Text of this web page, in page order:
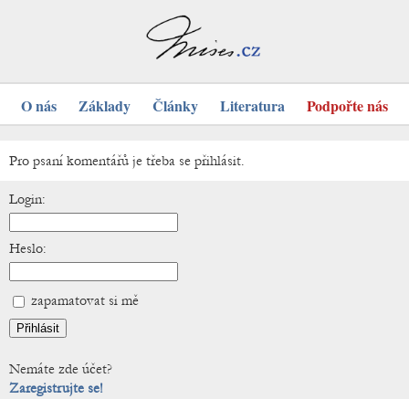
O nás Základy Články Literatura Podpořte nás
Pro psaní komentářů je třeba se přihlásit.
Login:
Heslo:
zapamatovat si mě
Nemáte zde účet?
Zaregistrujte se!